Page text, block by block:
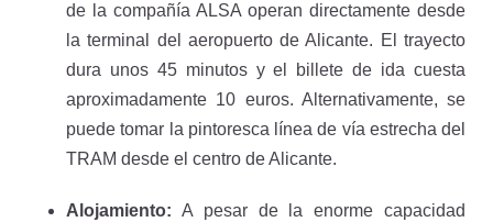
de la compañía ALSA operan directamente desde
la terminal del aeropuerto de Alicante. El trayecto
dura unos 45 minutos y el billete de ida cuesta
aproximadamente 10 euros. Alternativamente, se
puede tomar la pintoresca línea de vía estrecha del
TRAM desde el centro de Alicante.
Alojamiento: A pesar de la enorme capacidad